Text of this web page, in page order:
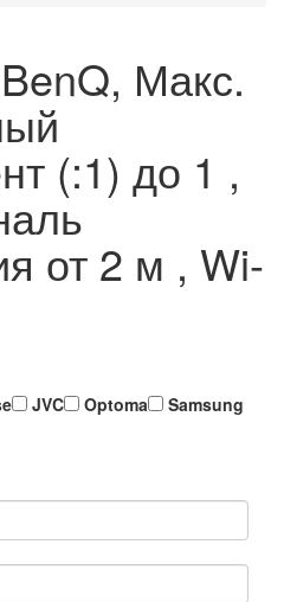
Макс.
(:1) до 1 ,
от 2 м , Wi-
JVC Optoma
Samsung